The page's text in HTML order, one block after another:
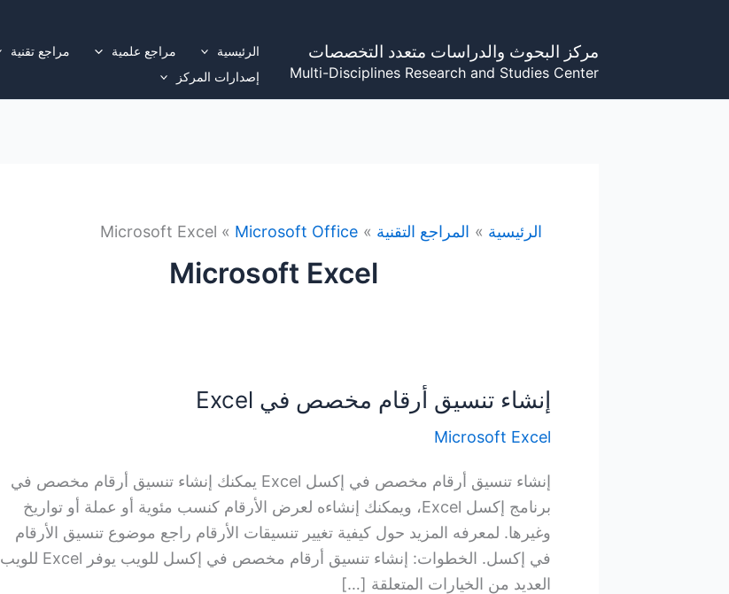
مركز البحوث والدراسات متعدد التخصصات
Multi-Disciplines Research and Studies Center
الرئيسية مراجع علمية مراجع تقنية
إصدارات المركز
الرئيسية المراجع التقنية Microsoft Office
Microsoft Excel
Microsoft Excel
إنشاء تنسيق أرقام مخصص في Excel
Microsoft Excel
إنشاء تنسيق أرقام مخصص في إكسل Excel يمكنك إنشاء تنسيق أرقام مخصص في
برنامج إكسل Excel، ويمكنك إنشاءه لعرض الأرقام كنسب مئوية أو عملة أو تواريخ
وغيرها. لمعرفه المزيد حول كيفية تغيير تنسيقات الأرقام راجع موضوع تنسيق الأرقام
في إكسل. الخطوات: إنشاء تنسيق أرقام مخصص في إكسل للويب يوفر Excel للويب
العديد من الخيارات المتعلقة […]